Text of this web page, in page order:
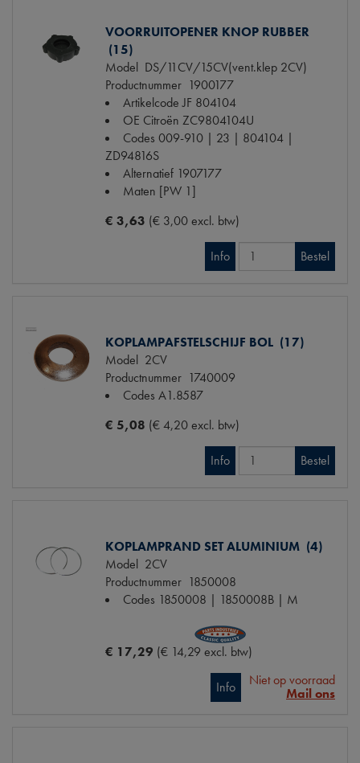
VOORRUITOPENER KNOP RUBBER
(15)
Model DS/11CV/15CV(vent.klep 2CV)
Productnummer 1900177
Artikelcode JF 804104
OE Citroën ZC9804104U
Codes 009-910 | 23 | 804104 |
ZD94816S
Alternatief 1907177
Maten [PW 1]
€ 3,63 (€ 3,00 excl. btw)
Info Bestel
KOPLAMPAFSTELSCHIJF BOL (17)
Model 2CV
Productnummer 1740009
Codes A1.8587
€ 5,08 (€ 4,20 excl. btw)
Info Bestel
KOPLAMPRAND SET ALUMINIUM (4)
Model 2CV
Productnummer 1850008
Codes 1850008 | 1850008B | M
€ 17,29 (€ 14,29 excl. btw)
Info
Niet op voorraad
Mail ons